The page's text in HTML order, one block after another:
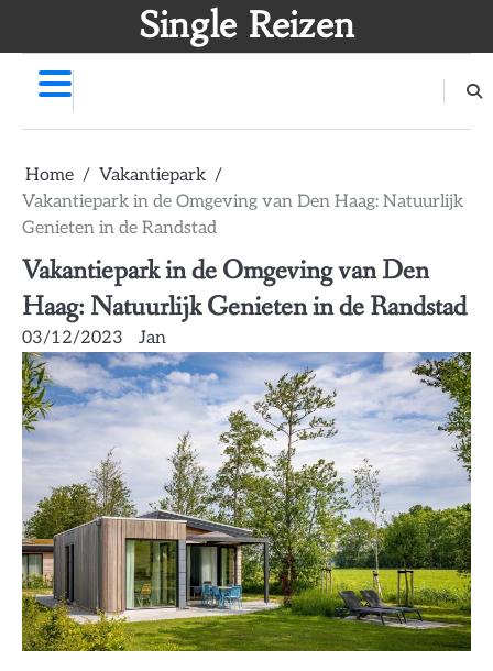
Single Reizen
Home
Vakantiepark
Vakantiepark in de Omgeving van Den Haag: Natuurlijk
Genieten in de Randstad
Vakantiepark in de Omgeving van Den
Haag: Natuurlijk Genieten in de Randstad
03/12/2023 Jan